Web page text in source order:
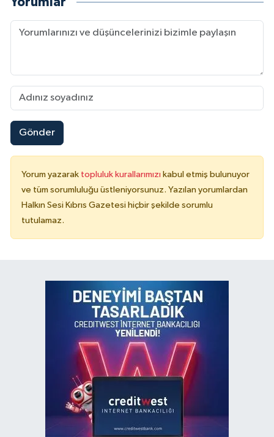
Gönder
Yorum yazarak topluluk kurallarımızı kabul etmiş bulunuyor
ve tüm sorumluluğu üstleniyorsunuz. Yazılan yorumlardan
Halkın Sesi Kıbrıs Gazetesi hiçbir şekilde sorumlu
tutulamaz.